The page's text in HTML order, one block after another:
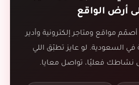
أرض الواقع
مواقع ومتاجر إلكترونية وأدير
السعودية. لو عايز تطبّق اللي
نشاطك فعليًا، تواصل معايا.